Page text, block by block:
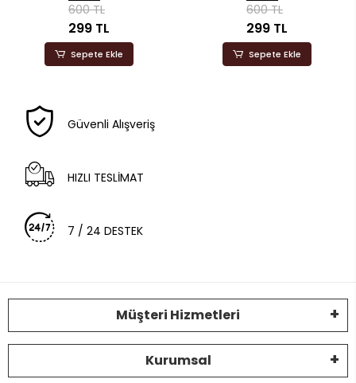
600 TL
299 TL
Sepete Ekle
600 TL
299 TL
Sepete Ekle
Güvenli Alışveriş
HIZLI TESLİMAT
7 / 24 DESTEK
Müşteri Hizmetleri
Kurumsal